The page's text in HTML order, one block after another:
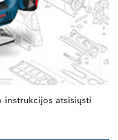
instrukcijos atsisiųsti